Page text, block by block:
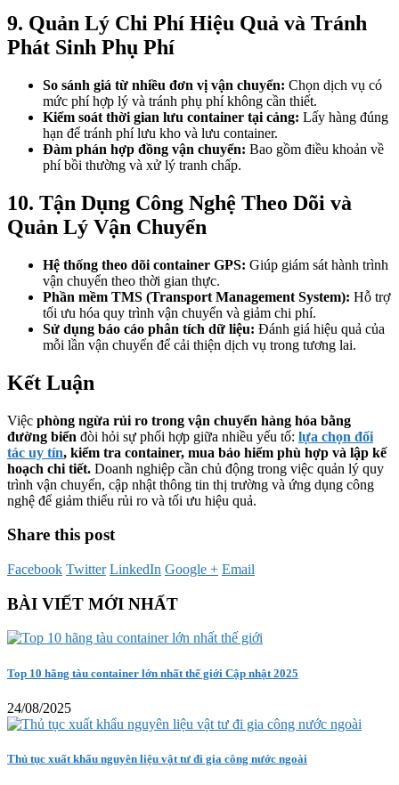
9. Quản Lý Chi Phí Hiệu Quả và Tránh
Phát Sinh Phụ Phí
So sánh giá từ nhiều đơn vị vận chuyển: Chọn dịch vụ có
mức phí hợp lý và tránh phụ phí không cần thiết.
Kiểm soát thời gian lưu container tại cảng: Lấy hàng đúng
hạn để tránh phí lưu kho và lưu container.
Đàm phán hợp đồng vận chuyển: Bao gồm điều khoản về
phí bồi thường và xử lý tranh chấp.
10. Tận Dụng Công Nghệ Theo Dõi và
Quản Lý Vận Chuyển
Hệ thống theo dõi container GPS: Giúp giám sát hành trình
vận chuyển theo thời gian thực.
Phần mềm TMS (Transport Management System): Hỗ trợ
tối ưu hóa quy trình vận chuyển và giảm chi phí.
Sử dụng báo cáo phân tích dữ liệu: Đánh giá hiệu quả của
mỗi lần vận chuyển để cải thiện dịch vụ trong tương lai.
Kết Luận
Việc phòng ngừa rủi ro trong vận chuyển hàng hóa bằng
đường biển đòi hỏi sự phối hợp giữa nhiều yếu tố: lựa chọn đối
tác uy tín, kiểm tra container, mua bảo hiểm phù hợp và lập kế
hoạch chi tiết. Doanh nghiệp cần chủ động trong việc quản lý quy
trình vận chuyển, cập nhật thông tin thị trường và ứng dụng công
nghệ để giảm thiểu rủi ro và tối ưu hiệu quả.
Share this post
Facebook Twitter LinkedIn Google + Email
BÀI VIẾT MỚI NHẤT
Top 10 hãng tàu container lớn nhất thế giới Cập nhật 2025
24/08/2025
Thủ tục xuất khẩu nguyên liệu vật tư đi gia công nước ngoài